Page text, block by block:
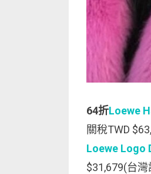
64折Loewe
關稅TWD
Loewe Logo
$31,679(台